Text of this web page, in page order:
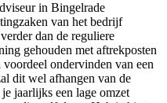
in Bingelrade
van het bedrijf
dan de reguliere
gehouden met aftrekposten
ondervinden van een
dit wel afhangen van de
jaarlijks een lage omzet